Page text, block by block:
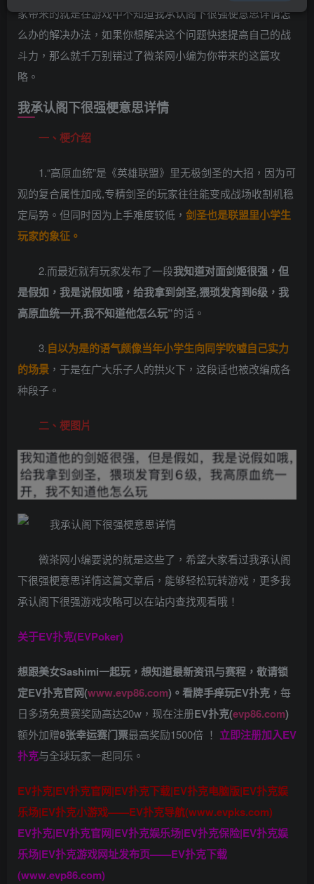
家带来的就是在游戏中不知道我承认阁下很强梗意思详情怎
么办的解决办法，如果你想解决这个问题快速提高自己的战
斗力，那么就千万别错过了微茶网小编为你带来的这篇攻
略。
我承认阁下很强梗意思详情
一、梗介绍
1.“高原血统”是《英雄联盟》里无极剑圣的大招，因为可
观的复合属性加成,专精剑圣的玩家往往能变成战场收割机稳
定局势。但同时因为上手难度较低， 剑圣也是联盟里小学生
玩家的象征。
2.而最近就有玩家发布了一段我知道对面剑姬很强，但
是假如，我是说假如哦，给我拿到剑圣,猥琐发育到6级，我
高原血统一开,我不知道他怎么玩”的话。
3.自以为是的语气颇像当年小学生向同学吹嘘自己实力
的场景 ，于是在广大乐子人的拱火下，这段话也被改编成各
种段子。
二、梗图片
微茶网小编要说的就是这些了，希望大家看过我承认阁
下很强梗意思详情这篇文章后，能够轻松玩转游戏，更多我
承认阁下很强游戏攻略可以在站内查找观看哦！
关于EV扑克(EVPoker)
想跟美女Sashimi一起玩， 想知道最新资讯与赛程， 敬请锁
定EV扑克官网(www.evp86.com)。看牌手痒玩EV扑克， 每
日多场免费赛奖励高达20w，现在注册EV扑克(evp86.com)
额外加赠8张幸运赛门票最高奖励1500倍 ！ 立即注册加入EV
扑克与全球玩家一起同乐。
EV扑克|EV扑克官网|EV扑克下载|EV扑克电脑版|EV扑克娱
乐场|EV扑克小游戏——EV扑克导航(www.evpks.com)
EV扑克|EV扑克官网|EV扑克娱乐场|EV扑克保险|EV扑克娱
乐场|EV扑克游戏网址发布页——EV扑克下载
(www.evp86.com)